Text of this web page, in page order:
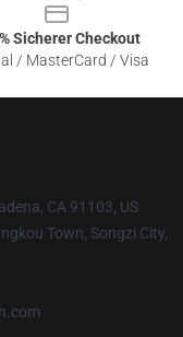
Sicherer Checkout
/ MasterCard / Visa
CA 91103, US
Town, Songzi City,